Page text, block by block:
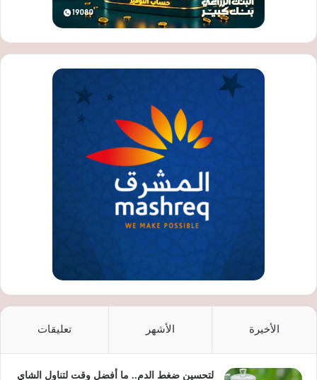
الأخيرة الأشهر تعليقات
لتحسين ضغط الدم.. ما أفضل وقت لتناول الشاي